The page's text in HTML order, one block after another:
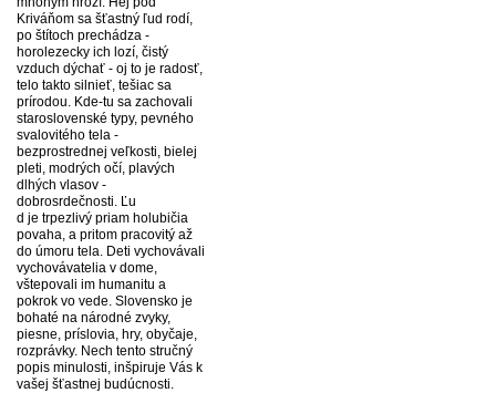
Kriváňom sa šťastný ľud rodí,
po štítoch prechádza -
horolezecky ich lozí, čistý
vzduch dýchať - oj to je radosť,
telo takto silnieť, tešiac sa
prírodou. Kde-tu sa zachovali
staroslovenské typy, pevného
svalovitého tela -
bezprostrednej veľkosti, bielej
pleti, modrých očí, plavých
dlhých vlasov -
dobrosrdečnosti. Ľu
d je trpezlivý priam holubičia
povaha, a pritom pracovitý až
do úmoru tela. Deti vychovávali
vychovávatelia v dome,
vštepovali im humanitu a
pokrok vo vede. Slovensko je
bohaté na národné zvyky,
piesne, príslovia, hry, obyčaje,
rozprávky. Nech tento stručný
popis minulosti, inšpiruje Vás k
vašej šťastnej budúcnosti.